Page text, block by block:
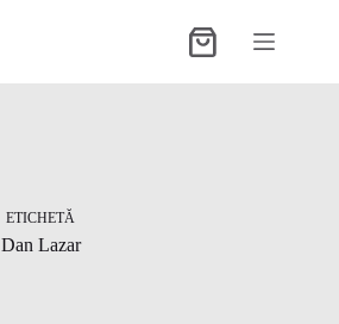
Coș
ETICHETĂ
Dan Lazar